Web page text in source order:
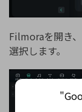
Filmoraを開き
選択します。